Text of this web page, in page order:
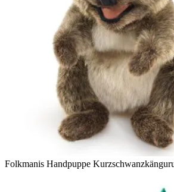
Mädchen hält Folkmanis Handpuppe
braun-schwarzen Streifen und grauem
Folkmanis Handpuppe